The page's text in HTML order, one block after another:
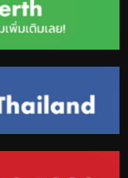
น เพียงแค่ 3 ขั้นตอน